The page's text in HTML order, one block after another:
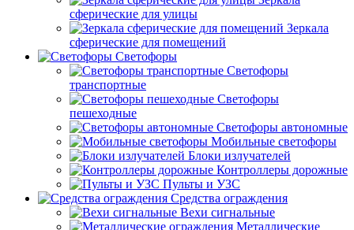
сферические для улицы
Зеркала
сферические для помещений
Светофоры
Светофоры
транспортные
Светофоры
пешеходные
Светофоры автономные
Мобильные светофоры
Блоки излучателей
Контроллеры дорожные
Пульты и УЗС
Средства ограждения
Вехи сигнальные
Металлические